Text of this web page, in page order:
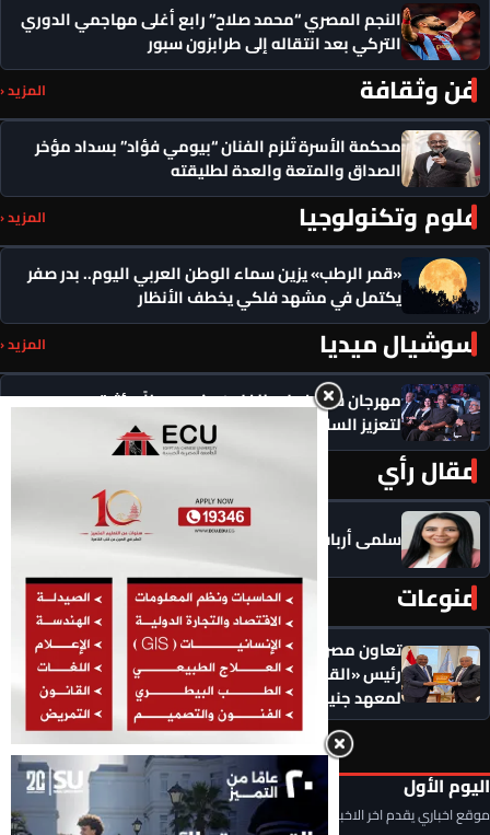
النجم المصري “محمد صلاح” رابع أغلى مهاجمي الدوري
التركي بعد انتقاله إلى طرابزون سبور
فن وثقافة المزيد ‹
محكمة الأسرة تُلزم الفنان “بيومي فؤاد” بسداد مؤخر
الصداق والمتعة والعدة لطليقته
علوم وتكنولوجيا المزيد ‹
«قمر الرطب» يزين سماء الوطن العربي اليوم.. بدر صفر
يكتمل في مشهد فلكي يخطف الأنظار
سوشيال ميديا المزيد ‹
مهرجان سيمفوني للفنون يكرم رموزاً مؤثرة ويدعو
لتعزيز السلام
مقال رأي
سلمى أرباب تكتب .. سجون البراءة عن وهم المظلوميه
منوعات المزيد ‹
تعاون مصري ـ دولي لتعزيز حقوق الإنسان.. لقاء يجمع
رئيس «القومي لحقوق الإنسان» والمدير التنفيذي
لمعهد جنيف
اليوم الأول
موقع اخباري يقدم اخر الاخبار المحلية والعربية والعالمية